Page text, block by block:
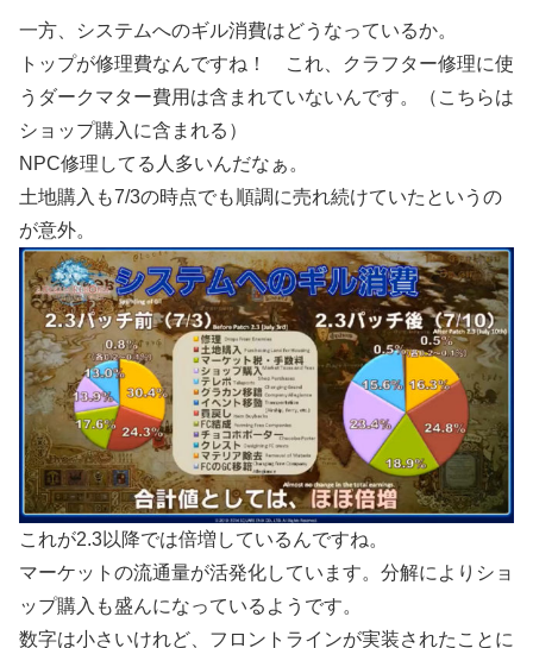
一方、システムへのギル消費はどうなっているか。
トップが修理費なんですね！ これ、クラフター修理に使
うダークマター費用は含まれていないんです。（こちらは
ショップ購入に含まれる）
NPC修理してる人多いんだなぁ。
土地購入も7/3の時点でも順調に売れ続けていたというの
が意外。
これが2.3以降では倍増しているんですね。
マーケットの流通量が活発化しています。分解によりショ
ップ購入も盛んになっているようです。
数字は小さいけれど、フロントラインが実装されたことに